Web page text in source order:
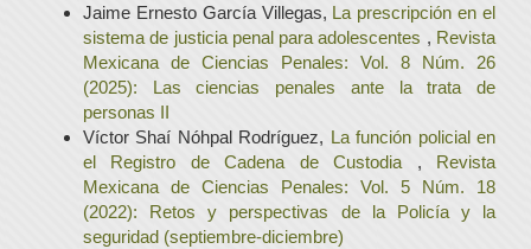
Jaime Ernesto García Villegas, La prescripción en el
sistema de justicia penal para adolescentes , Revista
Mexicana de Ciencias Penales: Vol. 8 Núm. 26
(2025): Las ciencias penales ante la trata de
personas II
Víctor Shaí Nóhpal Rodríguez, La función policial en
el Registro de Cadena de Custodia , Revista
Mexicana de Ciencias Penales: Vol. 5 Núm. 18
(2022): Retos y perspectivas de la Policía y la
seguridad (septiembre-diciembre)